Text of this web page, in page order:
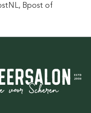
Bpost of